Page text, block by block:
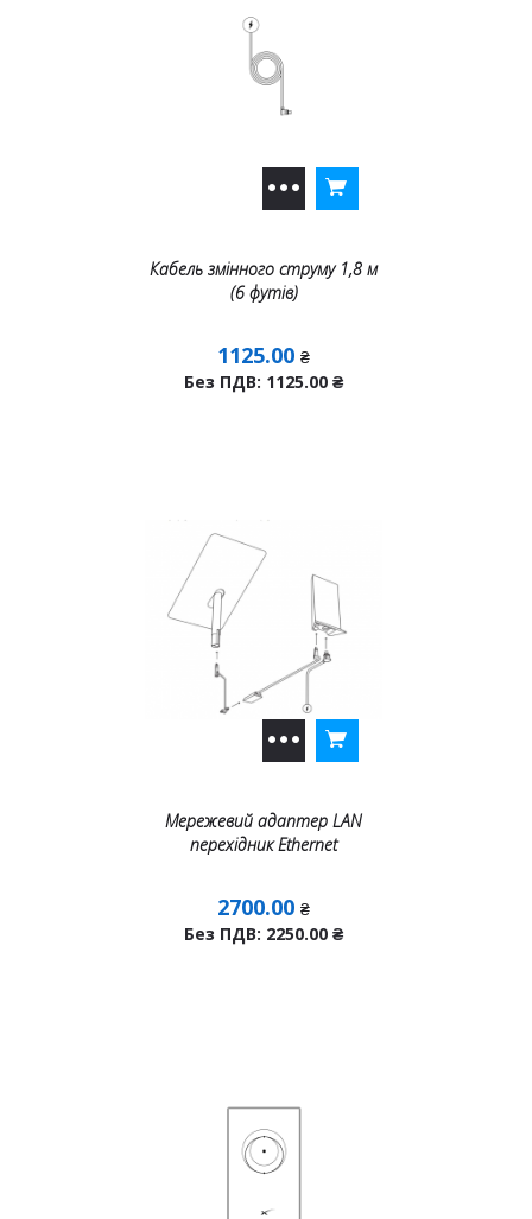
Кабель змінного струму 1,8 м
(6 футів)
1125.00 ₴
Без ПДВ: 1125.00 ₴
Мережевий адаптер LAN
перехідник Ethernet
2700.00 ₴
Без ПДВ: 2250.00 ₴